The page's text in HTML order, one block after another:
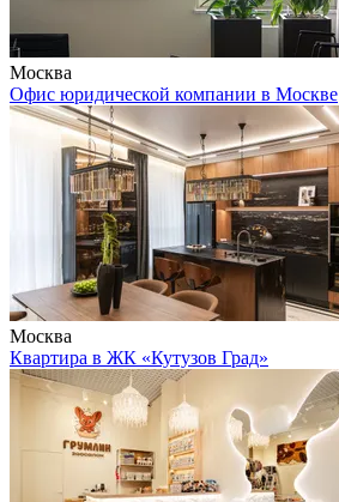
Москва
Офис юридической компании в Москве
Москва
Квартира в ЖК «Кутузов Град»